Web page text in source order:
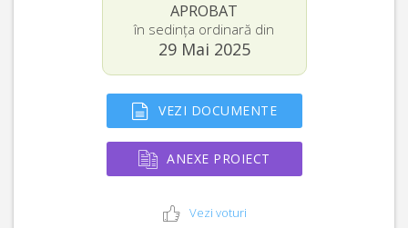
APROBAT
în sedința ordinară din
29 Mai 2025
VEZI DOCUMENTE
ANEXE PROIECT
Vezi voturi